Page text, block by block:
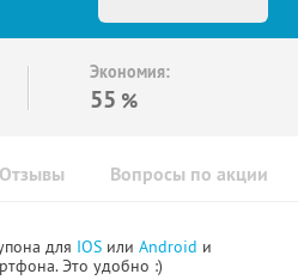
Экономия:
55 %
Отзывы Вопросы по акции
для IOS или Android и
Это удобно :)